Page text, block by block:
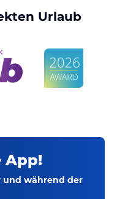
Urlaub
App!
und während der